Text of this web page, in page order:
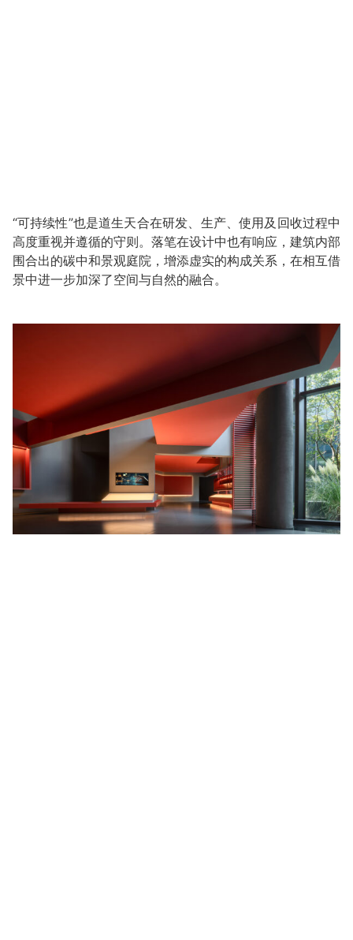
“可持续性”也是道生天合在研发、生产、使用及回收过程中
高度重视并遵循的守则。落笔在设计中也有响应，建筑内部
围合出的碳中和景观庭院，增添虚实的构成关系，在相互借
景中进一步加深了空间与自然的融合。